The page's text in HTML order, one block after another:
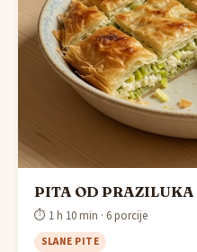
PITA OD PRAZILUKA
⏱ 1 h 10 min · 6 porcije
SLANE PITE